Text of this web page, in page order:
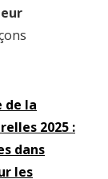
de la
2025 :
dans
les